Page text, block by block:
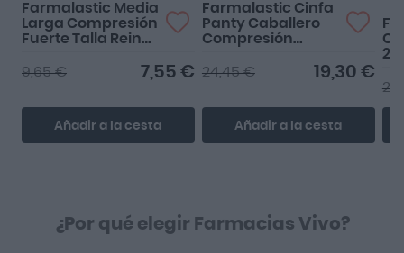
Farmalastic Media
Larga Compresión
Fuerte Talla Reina
7,55 €
9,65 €
Añadir a la cesta
Farmalastic Cinfa
Panty Caballero
Compresión
Extragrande Color19,30 €
24,45 €
Añadir a la cesta
29
¿Por qué elegir Farmacias Vivo?